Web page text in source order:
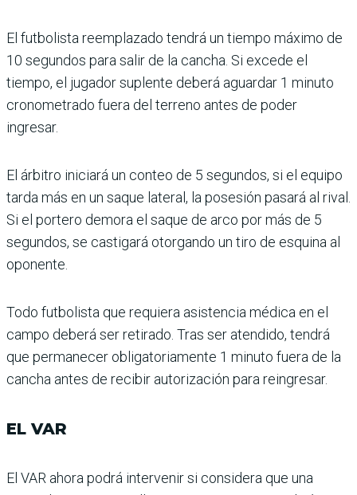
El futbolista reemplazado tendrá un tiempo máximo de
10 segundos para salir de la cancha. Si excede el
tiempo, el jugador suplente deberá aguardar 1 minuto
cronometrado fuera del terreno antes de poder
ingresar.
El árbitro iniciará un conteo de 5 segundos, si el equipo
tarda más en un saque late­ral, la posesión pasará al rival.
Si el portero demora el saque de arco por más de 5
segundos, se castigará otor­gando un tiro de esquina al
oponente.
Todo futbolista que requiera asistencia médica en el
campo deberá ser retirado. Tras ser atendido, tendrá
que permanecer obligato­riamente 1 minuto fuera de la
cancha antes de recibir autorización para reingre­sar.
EL VAR
El VAR ahora podrá inter­venir si considera que una